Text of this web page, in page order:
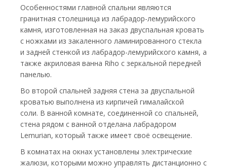
Особенностями главной спальни являются
гранитная столешница из лабрадор-лемурийского
камня, изготовленная на заказ двуспальная кровать
с ножками из закаленного ламинированного стекла
и задней стенкой из лабрадор-лемурийского камня, а
также акриловая ванна Riho с зеркальной передней
панелью.
Во второй спальней задняя стена за двуспальной
кроватью выполнена из кирпичей гималайской
соли. В ванной комнате, соединенной со спальней,
стена рядом с ванной отделана лабрадором
Lemurian, который также имеет своё освещение.
В комнатах на окнах установлены электрические
жалюзи, которыми можно управлять дистанционно с